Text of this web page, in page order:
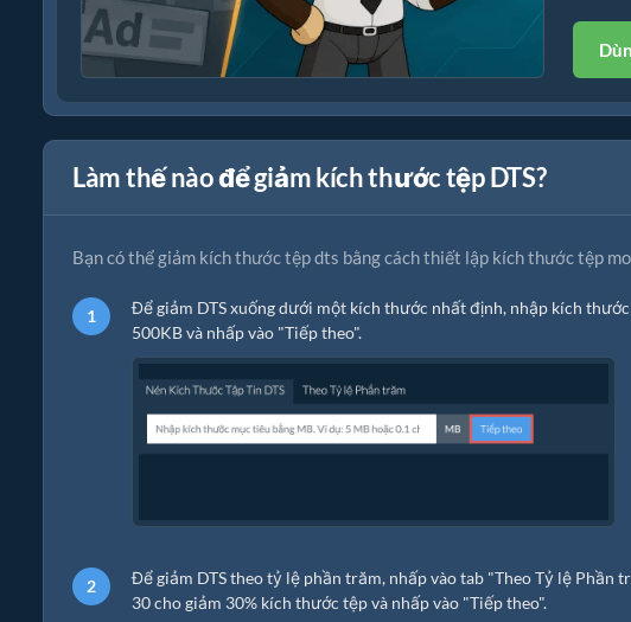
Làm thế nào để giảm kích thước tệp DTS?
Bạn có thể giảm kích thước tệp dts bằng cách thiết lập kích thước tệp
Để giảm DTS xuống dưới một kích thước nhất định, nhập kích
500KB và nhấp vào "Tiếp theo".
Để giảm DTS theo tỷ lệ phần trăm, nhấp vào tab "Theo Tỷ lệ Phần
30 cho giảm 30% kích thước tệp và nhấp vào "Tiếp theo".